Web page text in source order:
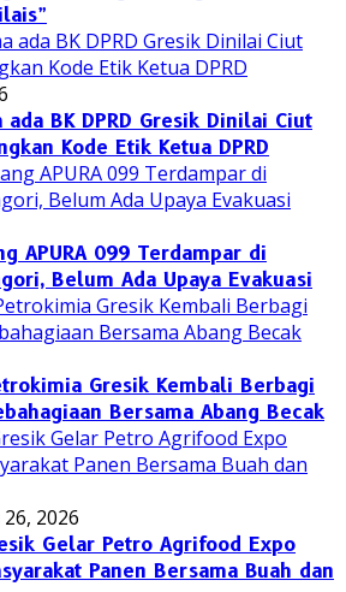
ada BK DPRD Gresik Dinilai Ciut
Kode Etik Ketua DPRD
APURA 099 Terdampar di
Belum Ada Upaya Evakuasi
Gresik Kembali Berbagi
Bersama Abang Becak
26, 2026
Gelar Petro Agrifood Expo
Panen Bersama Buah dan